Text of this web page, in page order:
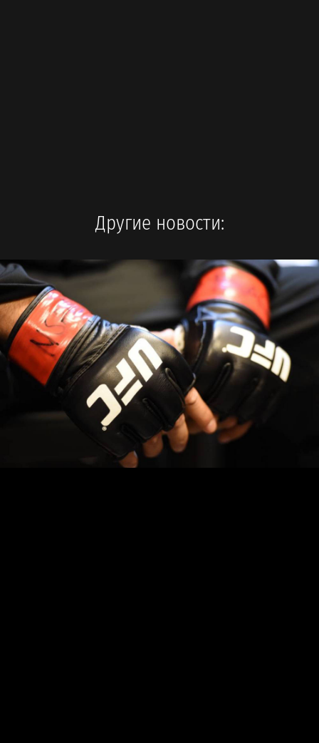
Другие новости: